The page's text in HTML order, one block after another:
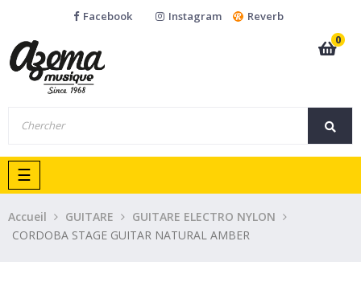
Facebook Instagram
Reverb
0
Basculer
la
navigation
☰
Accueil GUITARE
GUITARE ELECTRO NYLON
CORDOBA STAGE GUITAR NATURAL AMBER